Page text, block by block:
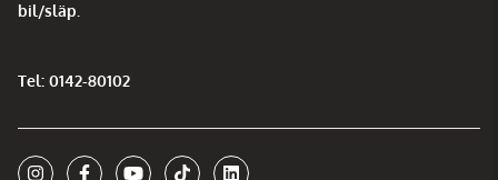
bil/släp.
Tel: 0142-80102